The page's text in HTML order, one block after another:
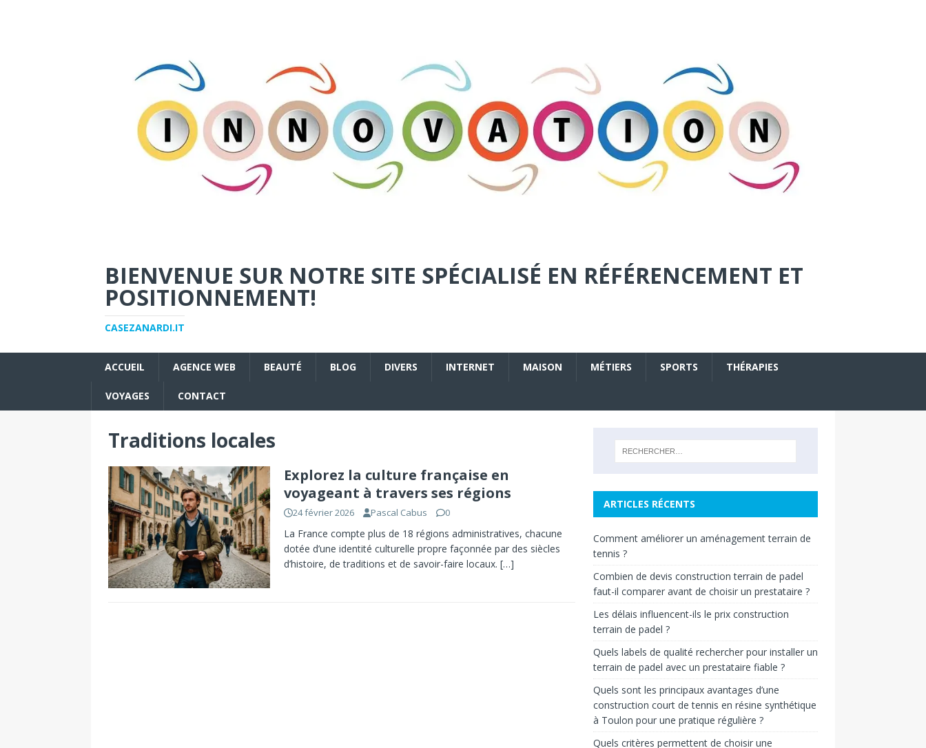
BIENVENUE SUR NOTRE SITE SPÉCIALISÉ EN RÉFÉRENCEMENT ET
POSITIONNEMENT!
CASEZANARDI.IT
ACCUEIL AGENCE WEB BEAUTÉ BLOG DIVERS INTERNET MAISON MÉTIERS SPORTS THÉRAPIES
VOYAGES CONTACT
Traditions locales
Explorez la culture française en
voyageant à travers ses régions
24 février 2026 Pascal Cabus 0
La France compte plus de 18 régions administratives, chacune
dotée d’une identité culturelle propre façonnée par des siècles
d’histoire, de traditions et de savoir-faire locaux. […]
ARTICLES RÉCENTS
Comment améliorer un aménagement terrain de
tennis ?
Combien de devis construction terrain de padel
faut-il comparer avant de choisir un prestataire ?
Les délais influencent-ils le prix construction
terrain de padel ?
Quels labels de qualité rechercher pour installer un
terrain de padel avec un prestataire fiable ?
Quels sont les principaux avantages d’une
construction court de tennis en résine synthétique
à Toulon pour une pratique régulière ?
Quels critères permettent de choisir une